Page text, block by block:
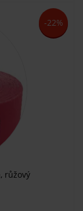
-22%
růžový